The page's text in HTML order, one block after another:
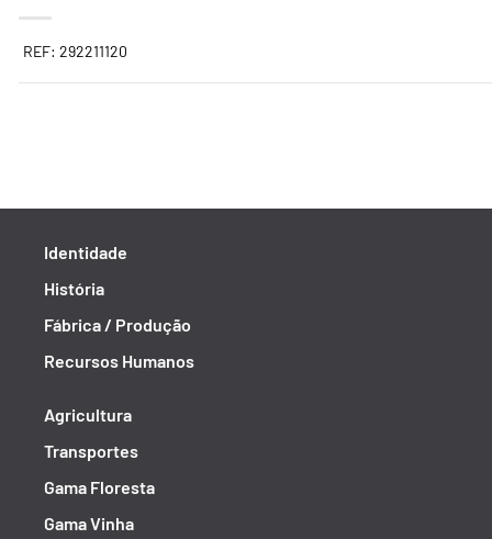
REF: 292211120
Identidade
História
Fábrica / Produção
Recursos Humanos
Agricultura
Transportes
Gama Floresta
Gama Vinha